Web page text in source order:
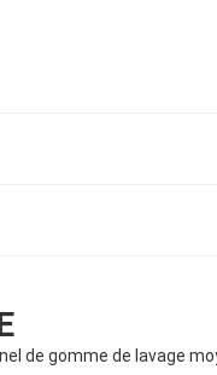
de gomme de lavage